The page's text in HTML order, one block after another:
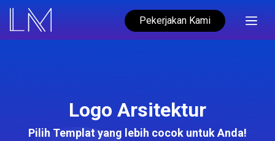
Pekerjakan Kami
Logo Arsitektur
Pilih Templat yang lebih cocok untuk Anda!